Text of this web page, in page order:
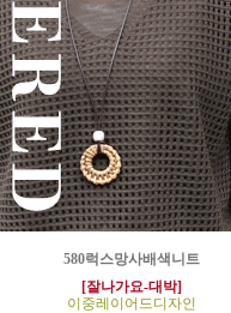
580럭스망사배색니트
[잘나가요-대박]
이중레이어드디자인